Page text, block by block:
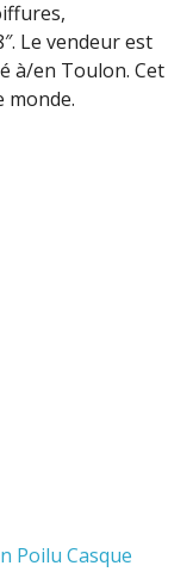
Le vendeur est
à/en Toulon. Cet
monde.
Poilu Casque